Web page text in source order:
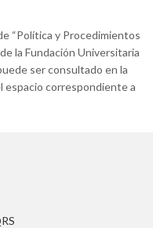
“Política y Procedimientos
la Fundación Universitaria
ser consultado en la
espacio correspondiente a